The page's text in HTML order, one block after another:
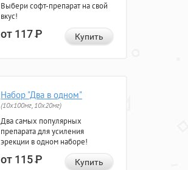
Выбери софт-препарат на свой
вкус!
от 117Р Купить
Набор "Два в одном"
(10x100мг, 10x20мг)
Два самых популярных
препарата для усиления
эрекции в одном наборе!
от 115Р Купить